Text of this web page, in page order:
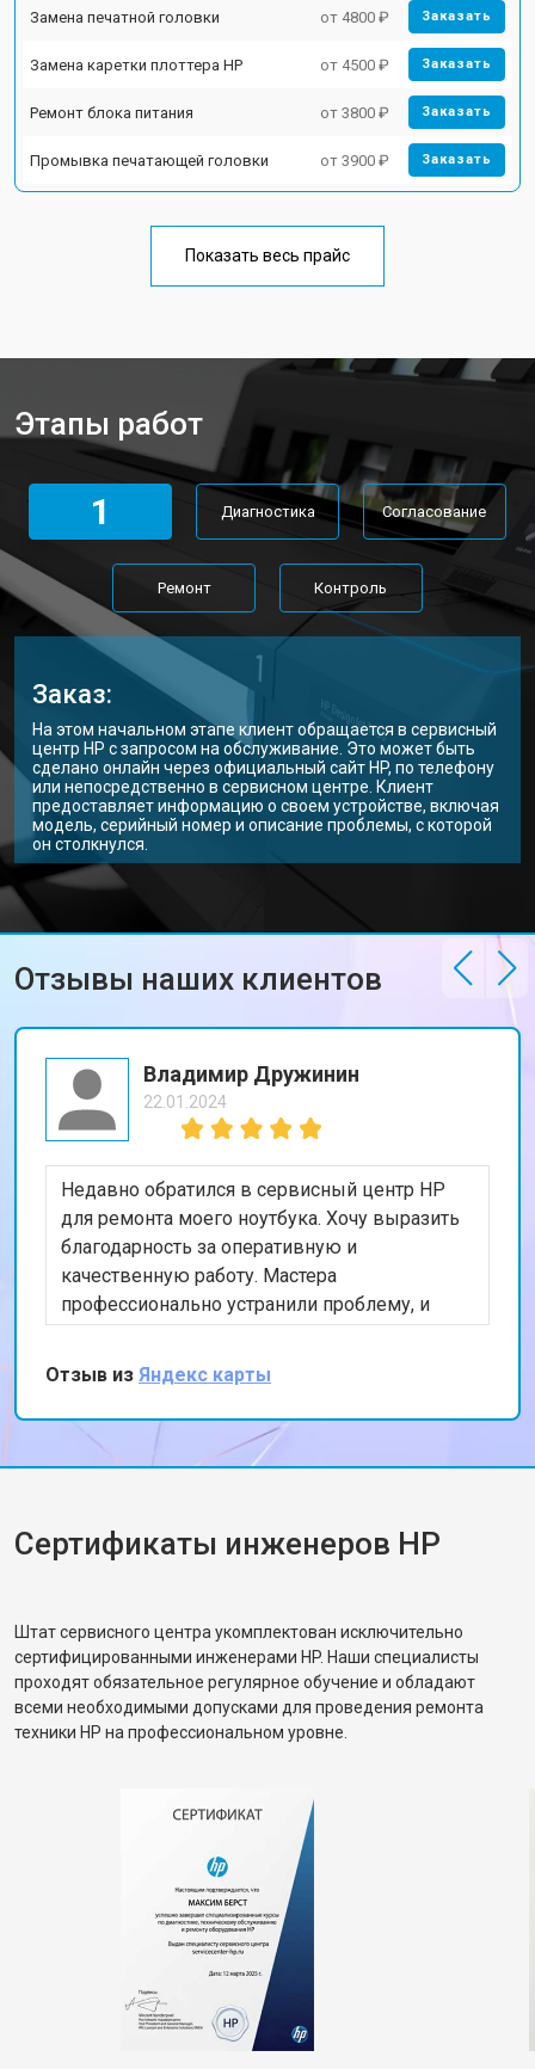
Замена печатной головки от 4800 ₽ Заказать
Замена каретки плоттера HP от 4500 ₽ Заказать
Ремонт блока питания от 3800 ₽ Заказать
Промывка печатающей головки от 3900 ₽ Заказать
Показать весь прайс
Этапы работ
1 Диагностика Согласование
Ремонт Контроль
Заказ:
На этом начальном этапе клиент обращается в сервисный
центр HP с запросом на обслуживание. Это может быть
сделано онлайн через официальный сайт HP, по телефону
или непосредственно в сервисном центре. Клиент
предоставляет информацию о своем устройстве, включая
модель, серийный номер и описание проблемы, с которой
он столкнулся.
Отзывы наших клиентов
Владимир Дружинин
22.01.2024
Недавно обратился в сервисный центр HP
для ремонта моего ноутбука. Хочу выразить
благодарность за оперативную и
качественную работу. Мастера
профессионально устранили проблему, и
теперь мой ноутбук работает безупречно.
Особенно порадовало, что ремонт был
выполнен в тот же день. Спасибо за вашу
работу!
Отзыв из Яндекс карты
Сертификаты инженеров HP
Штат сервисного центра укомплектован исключительно
сертифицированными инженерами HP. Наши специалисты
проходят обязательное регулярное обучение и обладают
всеми необходимыми допусками для проведения ремонта
техники HP на профессиональном уровне.